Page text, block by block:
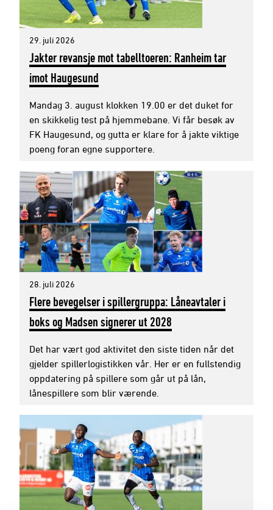
29. juli 2026
Jakter revansje mot tabelltoeren: Ranheim tar
imot Haugesund
Mandag 3. august klokken 19.00 er det duket for
en skikkelig test på hjemmebane. Vi får besøk av
FK Haugesund, og gutta er klare for å jakte viktige
poeng foran egne supportere.
28. juli 2026
Flere bevegelser i spillergruppa: Låneavtaler i
boks og Madsen signerer ut 2028
Det har vært god aktivitet den siste tiden når det
gjelder spillerlogistikken vår. Her er en fullstendig
oppdatering på spillere som går ut på lån,
lånespillere som blir værende.